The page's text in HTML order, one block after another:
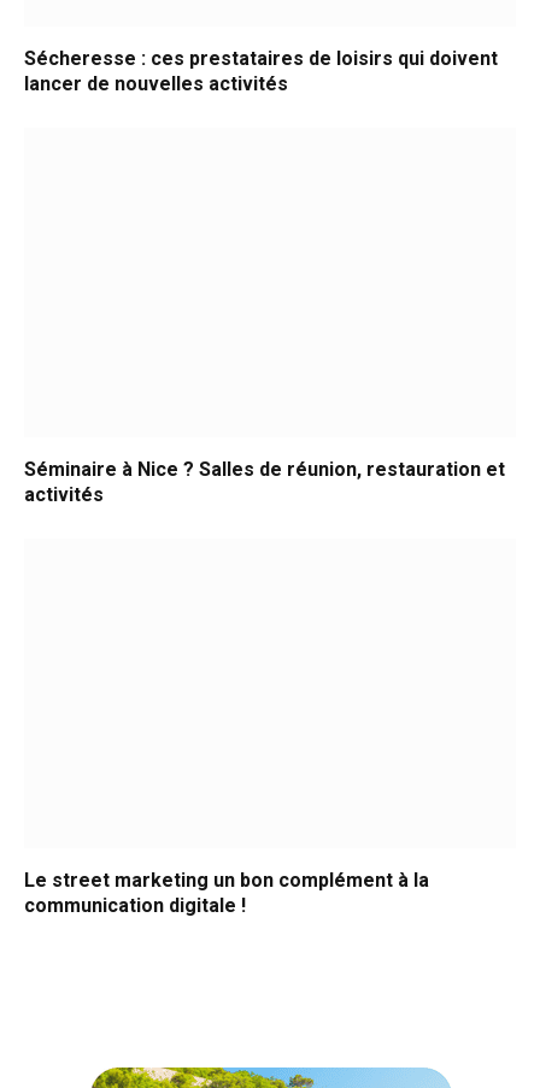
Sécheresse : ces prestataires de loisirs qui doivent
lancer de nouvelles activités
Séminaire à Nice ? Salles de réunion, restauration et
activités
Le street marketing un bon complément à la
communication digitale !